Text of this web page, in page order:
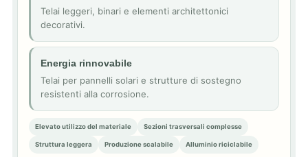
Telai leggeri, binari e elementi architettonici
decorativi.
Energia rinnovabile
Telai per pannelli solari e strutture di sostegno
resistenti alla corrosione.
Elevato utilizzo del materiale Sezioni trasversali complesse
Struttura leggera Produzione scalabile Alluminio riciclabile